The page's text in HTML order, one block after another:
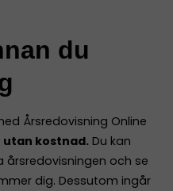
du
Årsredovisning Online
kostnad. Du kan
och se
dig. Dessutom ingår